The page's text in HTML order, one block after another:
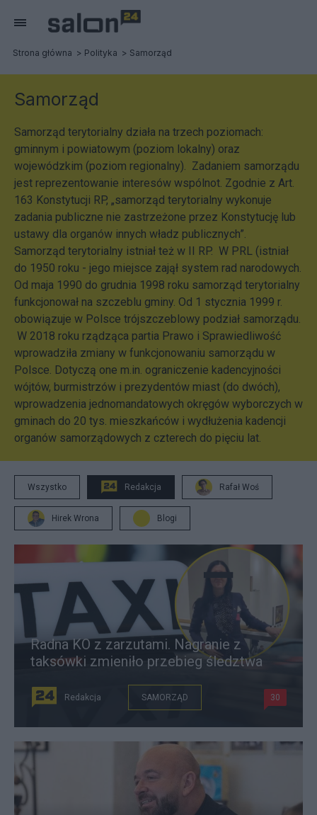
Strona główna Polityka Samorząd
Samorząd
Samorząd terytorialny działa na trzech poziomach:
gminnym i powiatowym (poziom lokalny) oraz
wojewódzkim (poziom regionalny). Zadaniem samorządu
jest reprezentowanie interesów wspólnot. Zgodnie z Art.
163 Konstytucji RP, „samorząd terytorialny wykonuje
zadania publiczne nie zastrzeżone przez Konstytucję lub
ustawy dla organów innych władz publicznych”.
Samorząd terytorialny istniał też w II RP. W PRL (istniał
do 1950 roku - jego miejsce zajął system rad narodowych.
Od maja 1990 do grudnia 1998 roku samorząd terytorialny
funkcjonował na szczeblu gminy. Od 1 stycznia 1999 r.
obowiązuje w Polsce trójszczeblowy podział samorządu.
W 2018 roku rządząca partia Prawo i Sprawiedliwość
wprowadziła zmiany w funkcjonowaniu samorządu w
Polsce. Dotyczą one m.in. ograniczenie kadencyjności
wójtów, burmistrzów i prezydentów miast (do dwóch),
wprowadzenia jednomandatowych okręgów wyborczych w
gminach do 20 tys. mieszkańców i wydłużenia kadencji
organów samorządowych z czterech do pięciu lat.
Wszystko Redakcja Rafał Woś
Hirek Wrona Blogi
Radna KO z zarzutami. Nagranie z
taksówki zmieniło przebieg śledztwa
Redakcja SAMORZĄD 30